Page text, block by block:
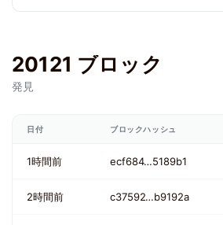
20121 ブロック
発見
日付 ブロックハッシュ
1時間前 ecf684…5189b1
2時間前 c37592…b9192a